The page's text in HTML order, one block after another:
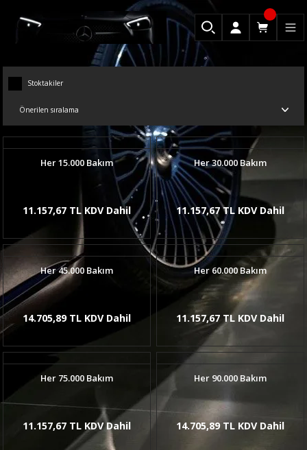
Stoktakiler
Her 15.000 Bakım
11.157,67 TL KDV Dahil
Her 30.000 Bakım
11.157,67 TL KDV Dahil
Her 45.000 Bakım
14.705,89 TL KDV Dahil
Her 60.000 Bakım
11.157,67 TL KDV Dahil
Her 75.000 Bakım
11.157,67 TL KDV Dahil
Her 90.000 Bakım
14.705,89 TL KDV Dahil